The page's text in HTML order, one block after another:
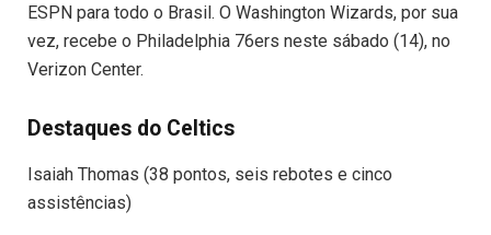
ESPN para todo o Brasil. O Washington Wizards, por sua
vez, recebe o Philadelphia 76ers neste sábado (14), no
Verizon Center.
Destaques do Celtics
Isaiah Thomas (38 pontos, seis rebotes e cinco
assistências)